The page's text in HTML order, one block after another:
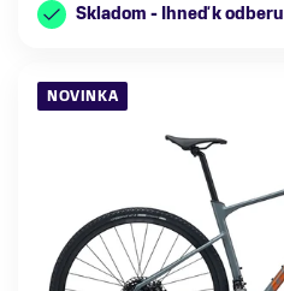
Skladom - Ihneď k odberu
NOVINKA